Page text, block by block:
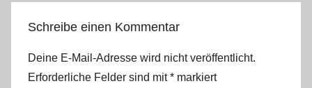
Schreibe einen Kommentar
Deine E-Mail-Adresse wird nicht veröffentlicht.
Erforderliche Felder sind mit* markiert